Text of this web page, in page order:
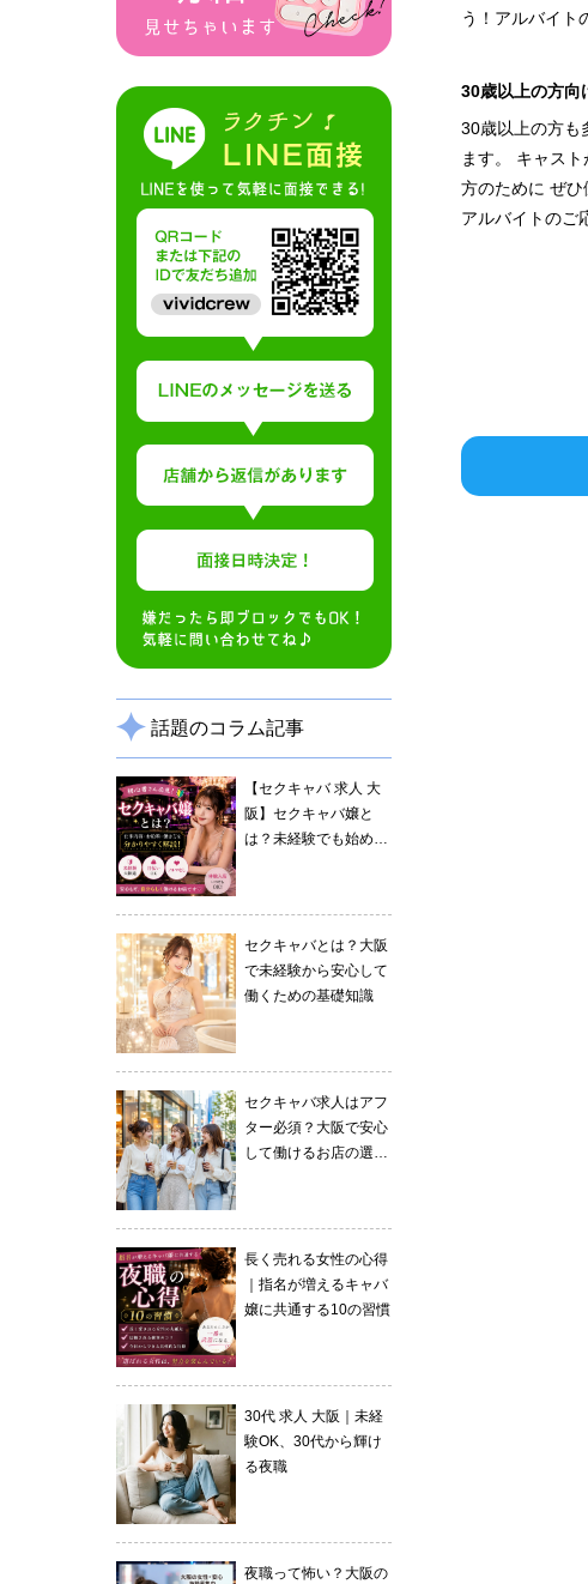
話題のコラム記事
【セクキャバ 求人 大
阪】セクキャバ嬢と
は？未経験でも始めや
セクキャバとは？大阪
で未経験から安心して
働くための基礎知識
セクキャバ求人はアフ
ター必須？大阪で安心
して働けるお店の選び
長く売れる女性の心得
｜指名が増えるキャバ
嬢に共通する10の習慣
30代 求人 大阪｜未経
験OK、30代から輝け
る夜職
夜職って怖い？大阪の
う！アルバイト
30歳以上の方向
30歳以上の方も
ます。 キャス
方のために ぜひ
アルバイトのご